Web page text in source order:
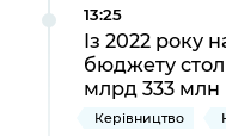
13:25
Із 2022 року
бюджету
млрд 333 млн
Керівництво